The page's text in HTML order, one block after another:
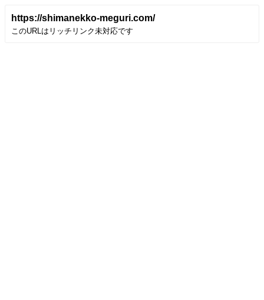
https://shimanekko-meguri.com/
このURLはリッチリンク未対応です